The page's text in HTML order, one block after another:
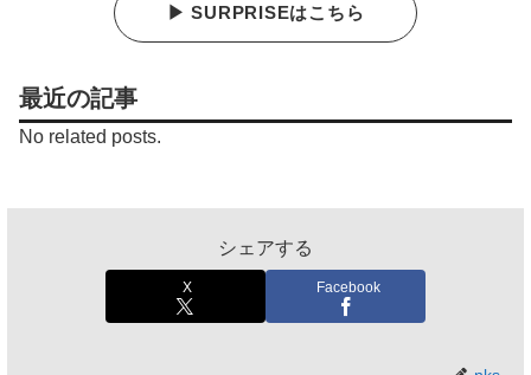
▶ SURPRISEはこちら
最近の記事
No related posts.
シェアする
X Facebook